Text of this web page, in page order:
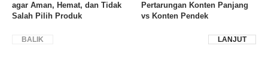
agar Aman, Hemat, dan Tidak
Salah Pilih Produk
Pertarungan Konten Panjang
vs Konten Pendek
BALIK LANJUT